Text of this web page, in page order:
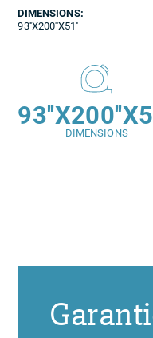
DIMENSIONS:
93''X200''X51''
DIMENSIONS